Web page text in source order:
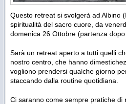
Questo retreat si svolgerà ad Albino
spiritualità del sacro cuore, da
domenica 26 Ottobre (partenza dopo
Sarà un retreat aperto a tutti quelli
nostro centro, che hanno
vogliono prendersi qualche giorno
staccando dalla routine quotidiana.
Ci saranno come sempre pratiche di